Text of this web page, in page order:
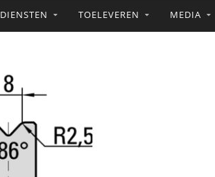
DIENSTEN TOELEVEREN MEDIA